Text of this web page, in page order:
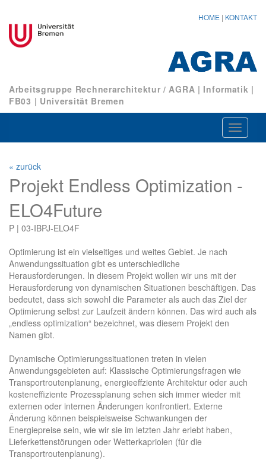
HOME | KONTAKT
Arbeitsgruppe Rechnerarchitektur / AGRA | Informatik |
FB03 | Universität Bremen
ein-/
« zurück
Projekt Endless Optimization -
ELO4Future
P | 03-IBPJ-ELO4F
Optimierung ist ein vielseitiges und weites Gebiet. Je nach
Anwendungssituation gibt es unterschiedliche
Herausforderungen. In diesem Projekt wollen wir uns mit der
Herausforderung von dynamischen Situationen beschäftigen. Das
bedeutet, dass sich sowohl die Parameter als auch das Ziel der
Optimierung selbst zur Laufzeit ändern können. Das wird auch als
„endless optimization“ bezeichnet, was diesem Projekt den
Namen gibt.
Dynamische Optimierungssituationen treten in vielen
Anwendungsgebieten auf: Klassische Optimierungsfragen wie
Transportroutenplanung, energieeffziente Architektur oder auch
kosteneffiziente Prozessplanung sehen sich immer wieder mit
externen oder internen Änderungen konfrontiert. Externe
Änderung können beispielsweise Schwankungen der
Energiepreise sein, wie wir sie im letzten Jahr erlebt haben,
Lieferkettenstörungen oder Wetterkapriolen (für die
Transportroutenplanung).